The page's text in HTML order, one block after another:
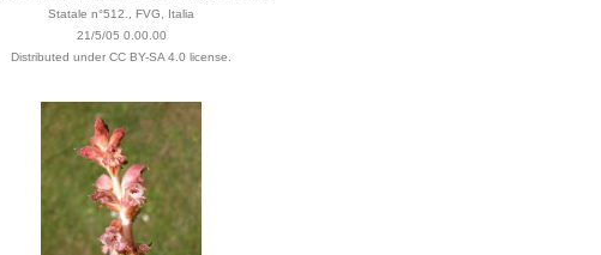
Statale n°512., FVG, Italia
21/5/05 0.00.00
Distributed under CC BY-SA 4.0 license.